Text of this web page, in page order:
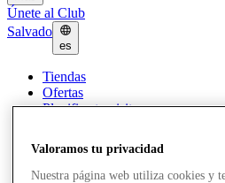
Únete al Club
Salvado
es
Tiendas
Ofertas
Planifica tu visita
Servicios
Tarjetas regalo
Valoramos tu privacidad
Nuestra página web utiliza cookies y